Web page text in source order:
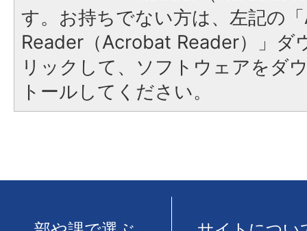
す。お持ちでない方は、左記の
Reader（Acrobat Reader）」ダ
リックして、ソフトウェアをダ
トールしてください。